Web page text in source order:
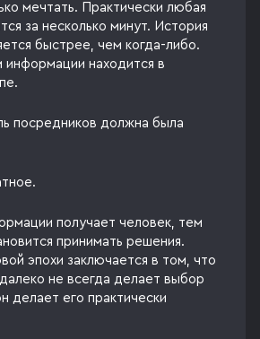
мечтать. Практически любая
за несколько минут. История
быстрее, чем когда-либо.
находится в
посредников должна была
получает человек, тем
принимать решения.
эпохи заключается в том, что
не всегда делает выбор
делает его практически